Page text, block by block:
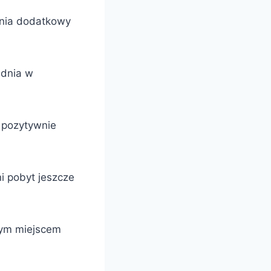
dodatkowy
w
pobyt jeszcze
miejscem